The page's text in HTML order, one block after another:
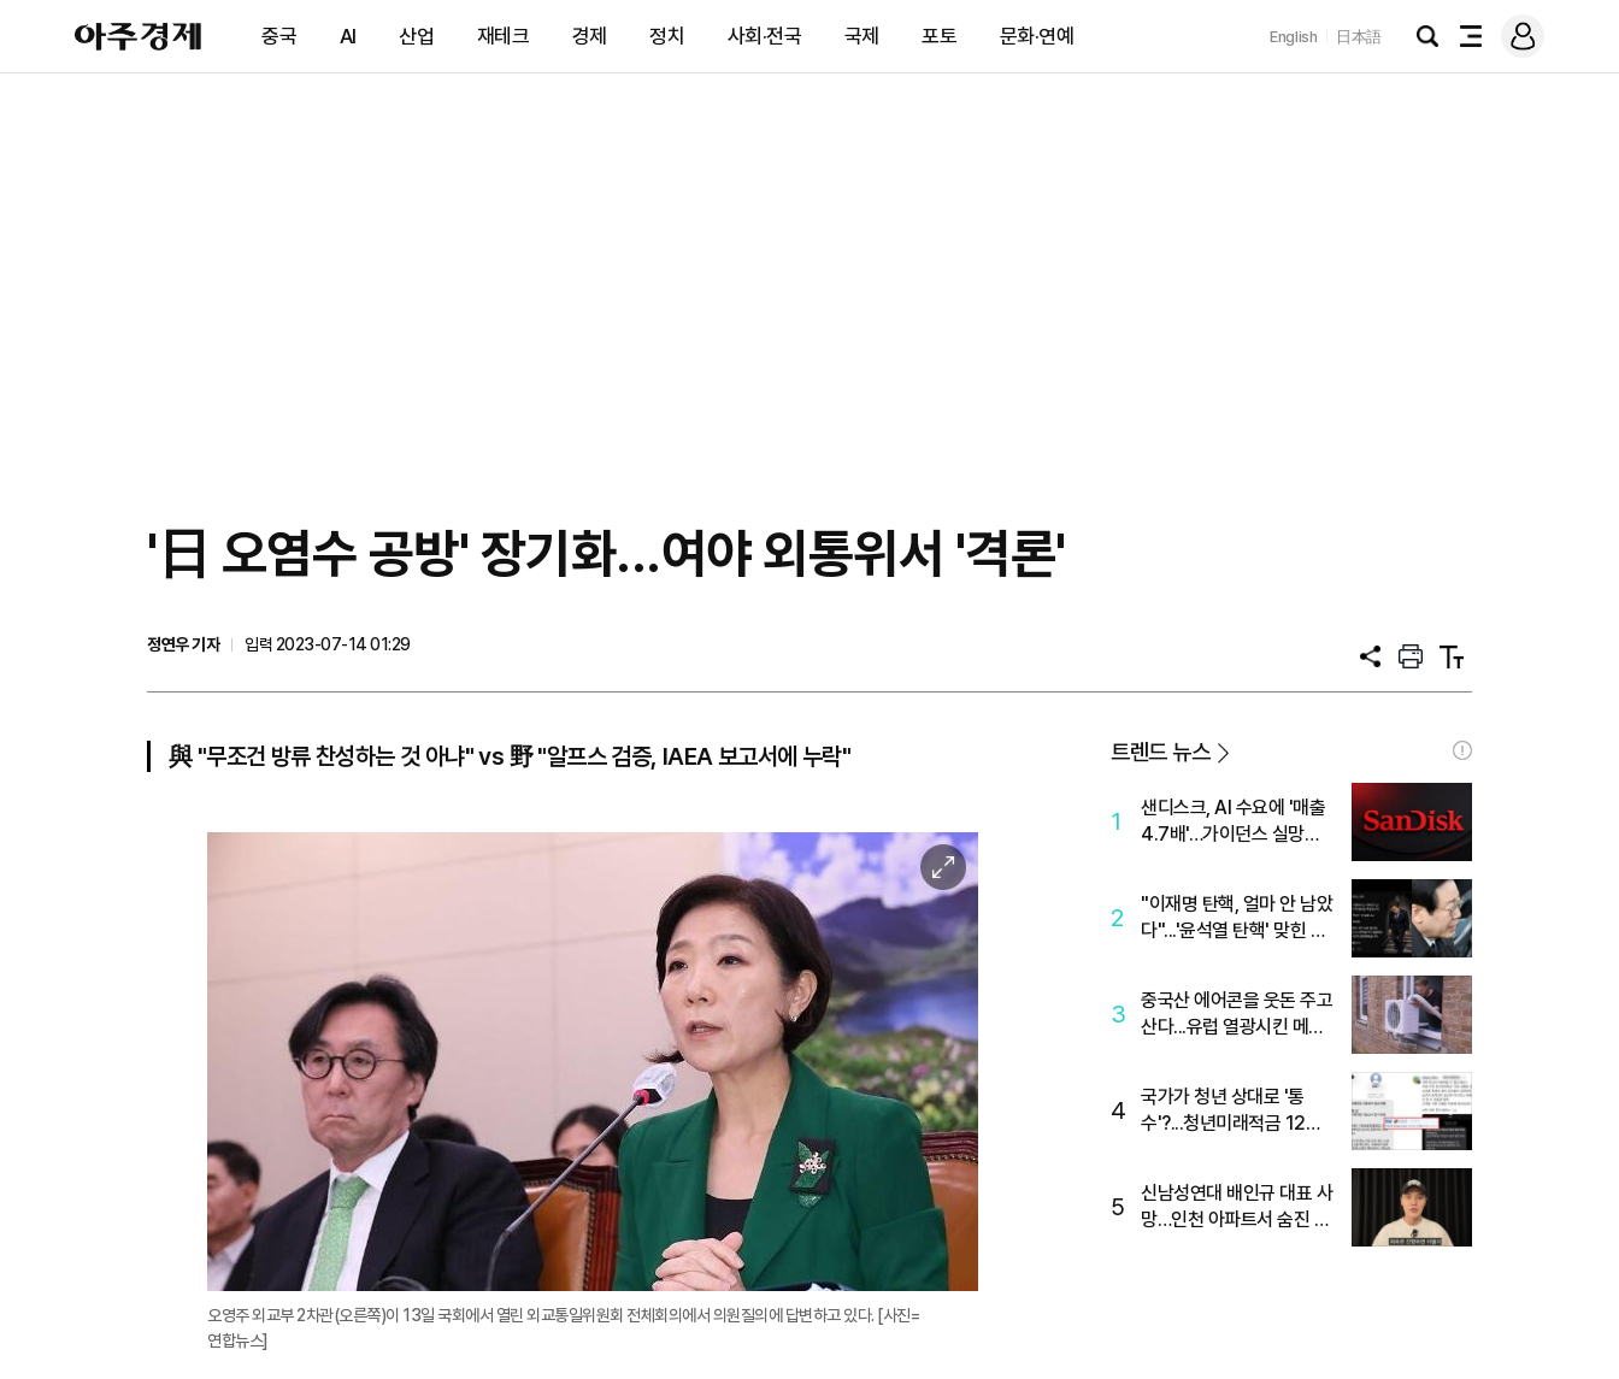
아
주
제
중국 AI 산업 재테크 경제 정치 사회·전국 국제 포토 문화·연예 English 日本語
검
전
메
그
'日 오염수 공방' 장기화...여야 외통위서 '격론'
정연우 기자
입력 2023-07-14 01:29
공
프
트
텍
트
與 "무조건 방류 찬성하는 것 아냐" vs 野 "알프스 검증, IAEA 보고서에 누락"
이
미
지
확
대
오영주 외교부 2차관(오른쪽)이 13일 국회에서 열린 외교통일위원회 전체회의에서 의원질의에 답변하고 있다. [사진=
연합뉴스]
트렌드 뉴스
1
샌디스크, AI 수요에 '매출
4.7배'…가이던스 실망에
2
"이재명 탄핵, 얼마 안 남았
다"...'윤석열 탄핵' 맞힌 무
3
중국산 에어콘을 웃돈 주고
산다...유럽 열광시킨 메이
4
국가가 청년 상대로 '통
수'?...청년미래적금 12%
5
신남성연대 배인규 대표 사
망…인천 아파트서 숨진 채